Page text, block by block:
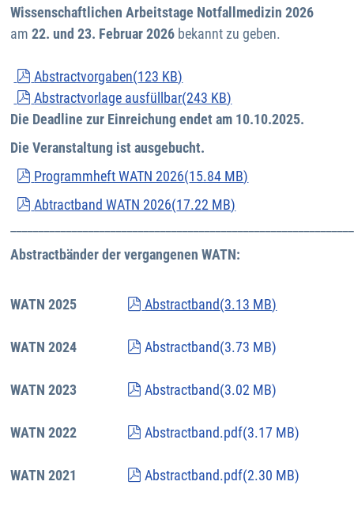
Wissenschaftlichen Arbeitstage Notfallmedizin 2026
am 22. und 23. Februar 2026 bekannt zu geben.
pdf
Abstractvorgaben(123 KB)
pdf
Abstractvorlage ausfüllbar(243 KB)
Die Deadline zur Einreichung endet am 10.10.2025.
Die Veranstaltung ist ausgebucht.
pdf
Programmheft WATN 2026(15.84 MB)
pdf
Abtractband WATN 2026(17.22 MB)
Abstractbänder der vergangenen WATN:
WATN 2025 pdf
Abstractband(3.13 MB)
WATN 2024 pdf
Abstractband(3.73 MB)
WATN 2023 pdf
Abstractband(3.02 MB)
WATN 2022 pdf
Abstractband.pdf(3.17 MB)
WATN 2021 pdf
Abstractband.pdf(2.30 MB)